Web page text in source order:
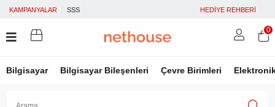
KAMPANYALAR SSS HEDİYE REHBERİ
Bilgisayar Bilgisayar Bileşenleri Çevre Birimleri
0